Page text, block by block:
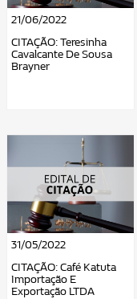
21/06/2022
CITAÇÃO: Teresinha
Cavalcante De Sousa
Brayner
31/05/2022
CITAÇÃO: Café Katuta
Importação E
Exportação LTDA